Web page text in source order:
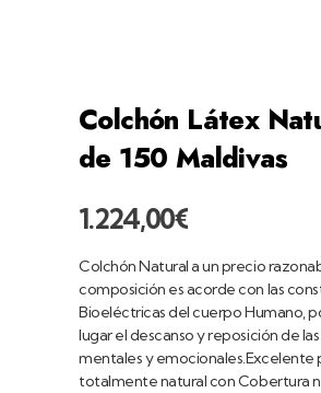
Colchón Látex
de 150 Maldivas
1.224,00€
Colchón Natural a un precio
composición es acorde con las
Bioeléctricas del cuerpo Humano,
lugar el descanso y reposición de
mentales y
totalmente natural con Cobertura